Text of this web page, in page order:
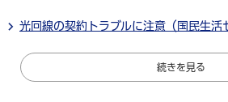
光回線の契約トラブルに注意（国民生活
続きを見る